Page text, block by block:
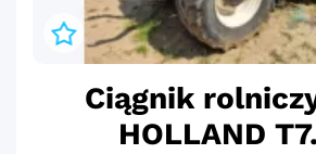
Ciągnik
HOLLAND